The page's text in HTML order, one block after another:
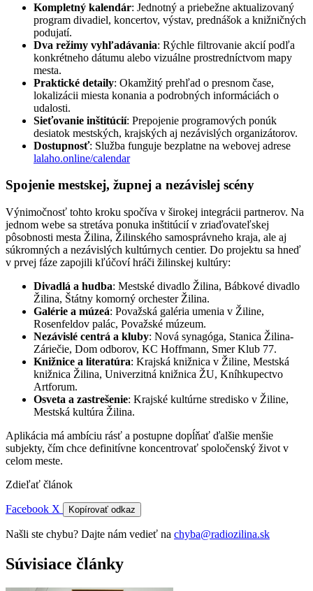
Kompletný kalendár: Jednotný a priebežne aktualizovaný
program divadiel, koncertov, výstav, prednášok a knižničných
podujatí.
Dva režimy vyhľadávania: Rýchle filtrovanie akcií podľa
konkrétneho dátumu alebo vizuálne prostredníctvom mapy
mesta.
Praktické detaily: Okamžitý prehľad o presnom čase,
lokalizácii miesta konania a podrobných informáciách o
udalosti.
Sieťovanie inštitúcií: Prepojenie programových ponúk
desiatok mestských, krajských aj nezávislých organizátorov.
Dostupnosť: Služba funguje bezplatne na webovej adrese
lalaho.online/calendar
Spojenie mestskej, župnej a nezávislej scény
Výnimočnosť tohto kroku spočíva v širokej integrácii partnerov. Na
jednom webe sa stretáva ponuka inštitúcií v zriaďovateľskej
pôsobnosti mesta Žilina, Žilinského samosprávneho kraja, ale aj
súkromných a nezávislých kultúrnych centier. Do projektu sa hneď
v prvej fáze zapojili kľúčoví hráči žilinskej kultúry:
Divadlá a hudba: Mestské divadlo Žilina, Bábkové divadlo
Žilina, Štátny komorný orchester Žilina.
Galérie a múzeá: Považská galéria umenia v Žiline,
Rosenfeldov palác, Považské múzeum.
Nezávislé centrá a kluby: Nová synagóga, Stanica Žilina-
Záriečie, Dom odborov, KC Hoffmann, Smer Klub 77.
Knižnice a literatúra: Krajská knižnica v Žiline, Mestská
knižnica Žilina, Univerzitná knižnica ŽU, Kníhkupectvo
Artforum.
Osveta a zastrešenie: Krajské kultúrne stredisko v Žiline,
Mestská kultúra Žilina.
Aplikácia má ambíciu rásť a postupne dopĺňať ďalšie menšie
subjekty, čím chce definitívne koncentrovať spoločenský život v
celom meste.
Zdieľať článok
Facebook X Kopírovať odkaz
Našli ste chybu? Dajte nám vedieť na chyba@radiozilina.sk
Súvisiace články